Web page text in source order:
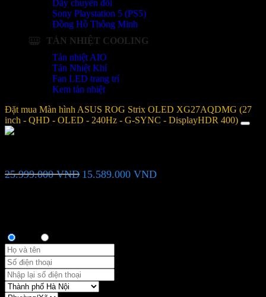
Dây chuyển đổi
Sony Playstation 5 (PS5)
Đồng Hồ Thông Minh
TẢN NHIỆT COOLING
Tản nhiệt AIO
Tản Nhiệt Khí
Fan LED trang trí
Kem tản nhiệt
Đặt mua Màn hình ASUS ROG Strix OLED XG27AQDMG (27
inch - QHD - OLED - 240Hz - G-SYNC - DisplayHDR 400)
25.999.000VND Giá
15.589.000 VNDGiá